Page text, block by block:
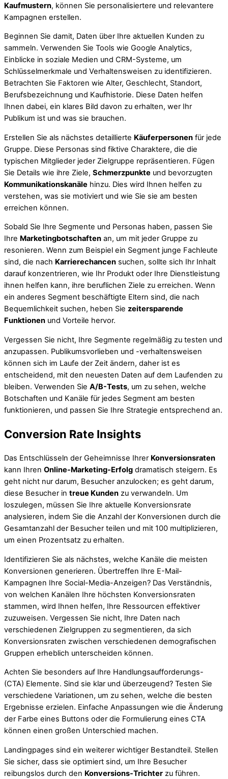
Kaufmustern, können Sie personalisiertere und relevantere
Kampagnen erstellen.
Beginnen Sie damit, Daten über Ihre aktuellen Kunden zu
sammeln. Verwenden Sie Tools wie Google Analytics,
Einblicke in soziale Medien und CRM-Systeme, um
Schlüsselmerkmale und Verhaltensweisen zu identifizieren.
Betrachten Sie Faktoren wie Alter, Geschlecht, Standort,
Berufsbezeichnung und Kaufhistorie. Diese Daten helfen
Ihnen dabei, ein klares Bild davon zu erhalten, wer Ihr
Publikum ist und was sie brauchen.
Erstellen Sie als nächstes detaillierte Käuferpersonen für jede
Gruppe. Diese Personas sind fiktive Charaktere, die die
typischen Mitglieder jeder Zielgruppe repräsentieren. Fügen
Sie Details wie ihre Ziele, Schmerzpunkte und bevorzugten
Kommunikationskanäle hinzu. Dies wird Ihnen helfen zu
verstehen, was sie motiviert und wie Sie sie am besten
erreichen können.
Sobald Sie Ihre Segmente und Personas haben, passen Sie
Ihre Marketingbotschaften an, um mit jeder Gruppe zu
resonieren. Wenn zum Beispiel ein Segment junge Fachleute
sind, die nach Karrierechancen suchen, sollte sich Ihr Inhalt
darauf konzentrieren, wie Ihr Produkt oder Ihre Dienstleistung
ihnen helfen kann, ihre beruflichen Ziele zu erreichen. Wenn
ein anderes Segment beschäftigte Eltern sind, die nach
Bequemlichkeit suchen, heben Sie zeitersparende
Funktionen und Vorteile hervor.
Vergessen Sie nicht, Ihre Segmente regelmäßig zu testen und
anzupassen. Publikumsvorlieben und -verhaltensweisen
können sich im Laufe der Zeit ändern, daher ist es
entscheidend, mit den neuesten Daten auf dem Laufenden zu
bleiben. Verwenden Sie A/B-Tests, um zu sehen, welche
Botschaften und Kanäle für jedes Segment am besten
funktionieren, und passen Sie Ihre Strategie entsprechend an.
Conversion Rate Insights
Das Entschlüsseln der Geheimnisse Ihrer Konversionsraten
kann Ihren Online-Marketing-Erfolg dramatisch steigern. Es
geht nicht nur darum, Besucher anzulocken; es geht darum,
diese Besucher in treue Kunden zu verwandeln. Um
loszulegen, müssen Sie Ihre aktuelle Konversionsrate
analysieren, indem Sie die Anzahl der Konversionen durch die
Gesamtanzahl der Besucher teilen und mit 100 multiplizieren,
um einen Prozentsatz zu erhalten.
Identifizieren Sie als nächstes, welche Kanäle die meisten
Konversionen generieren. Übertreffen Ihre E-Mail-
Kampagnen Ihre Social-Media-Anzeigen? Das Verständnis,
von welchen Kanälen Ihre höchsten Konversionsraten
stammen, wird Ihnen helfen, Ihre Ressourcen effektiver
zuzuweisen. Vergessen Sie nicht, Ihre Daten nach
verschiedenen Zielgruppen zu segmentieren, da sich
Konversionsraten zwischen verschiedenen demografischen
Gruppen erheblich unterscheiden können.
Achten Sie besonders auf Ihre Handlungsaufforderungs-
(CTA) Elemente. Sind sie klar und überzeugend? Testen Sie
verschiedene Variationen, um zu sehen, welche die besten
Ergebnisse erzielen. Einfache Anpassungen wie die Änderung
der Farbe eines Buttons oder die Formulierung eines CTA
können einen großen Unterschied machen.
Landingpages sind ein weiterer wichtiger Bestandteil. Stellen
Sie sicher, dass sie optimiert sind, um Ihre Besucher
reibungslos durch den Konversions-Trichter zu führen.